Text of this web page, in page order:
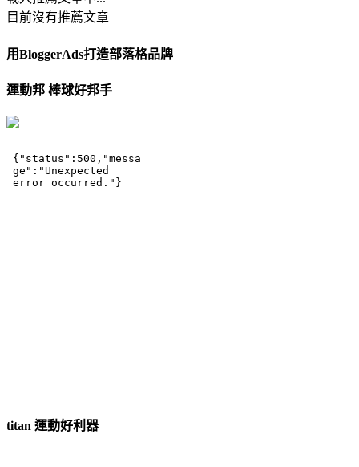
目前沒有推薦文章
用BloggerAds打造部落格品牌
運動邦 棒球好邦手
titan 運動好利器